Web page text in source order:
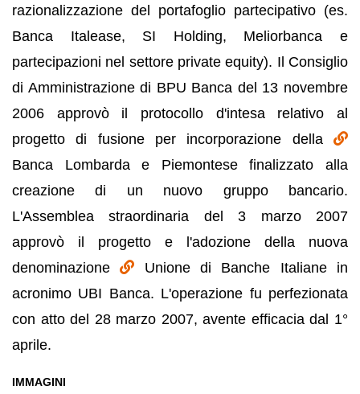
razionalizzazione del portafoglio partecipativo (es.
Banca Italease, SI Holding, Meliorbanca e
partecipazioni nel settore private equity). Il Consiglio
di Amministrazione di BPU Banca del 13 novembre
2006 approvò il protocollo d'intesa relativo al
progetto di fusione per incorporazione della
Banca Lombarda e Piemontese finalizzato alla
creazione di un nuovo gruppo bancario.
L'Assemblea straordinaria del 3 marzo 2007
approvò il progetto e l'adozione della nuova
denominazione
Unione di Banche Italiane in
acronimo UBI Banca. L'operazione fu perfezionata
con atto del 28 marzo 2007, avente efficacia dal 1°
aprile.
IMMAGINI